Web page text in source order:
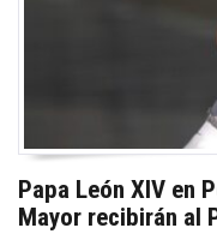
Papa León XIV en
Mayor recibirán al